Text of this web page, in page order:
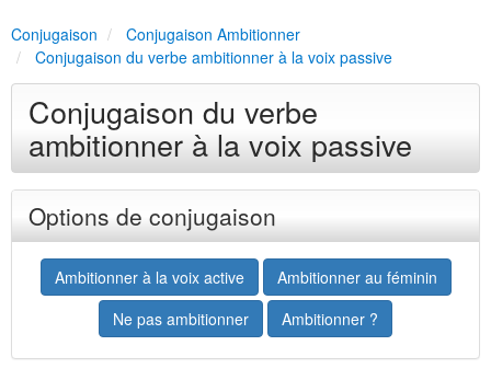
Conjugaison
Conjugaison Ambitionner
Conjugaison du verbe ambitionner à la voix passive
Conjugaison du verbe
ambitionner à la voix passive
Options de conjugaison
Ambitionner à la voix active
Ambitionner au féminin
Ne pas ambitionner
Ambitionner ?